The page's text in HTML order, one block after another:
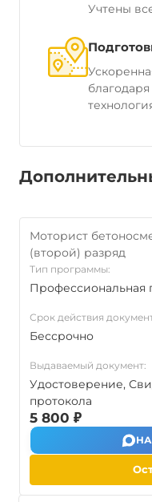
Учтены
Моторист
(второй) разряд
Тип программы:
Профессиональная
Срок действия
Бессрочно
Выдаваемый документ:
Удостоверение,
протокола
5 800 ₽